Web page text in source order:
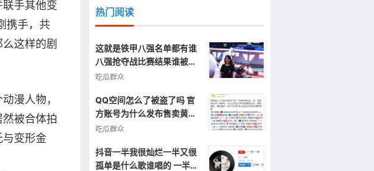
手其他变
携手，共
这样的剧
漫人物，
被合体拍
与变形金
热门阅读
这就是铁甲八强名单都有谁
八强抢夺战比赛结果谁被淘
汰了
吃瓜群众
QQ空间怎么了被盗了吗 官
方账号为什么发布售卖黄色
图片视频信息
吃瓜群众
抖音一半我很灿烂一半又很
孤单是什么歌谁唱的 一半一